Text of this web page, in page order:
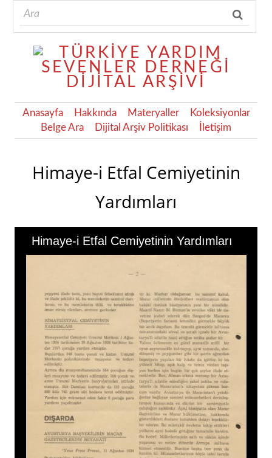
Anasayfa Hakkında Materyaller
Koleksiyonlar
Belge Ara
Dijital Arşiv Politikası İletişim
Himaye-i Etfal Cemiyetinin
Yardımları